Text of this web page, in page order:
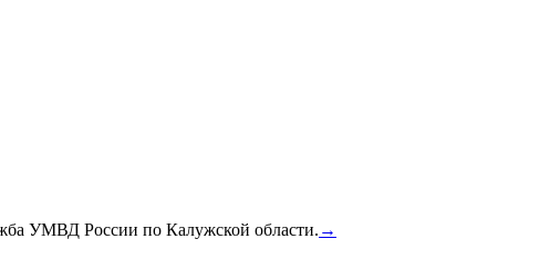
УМВД России по Калужской области. →